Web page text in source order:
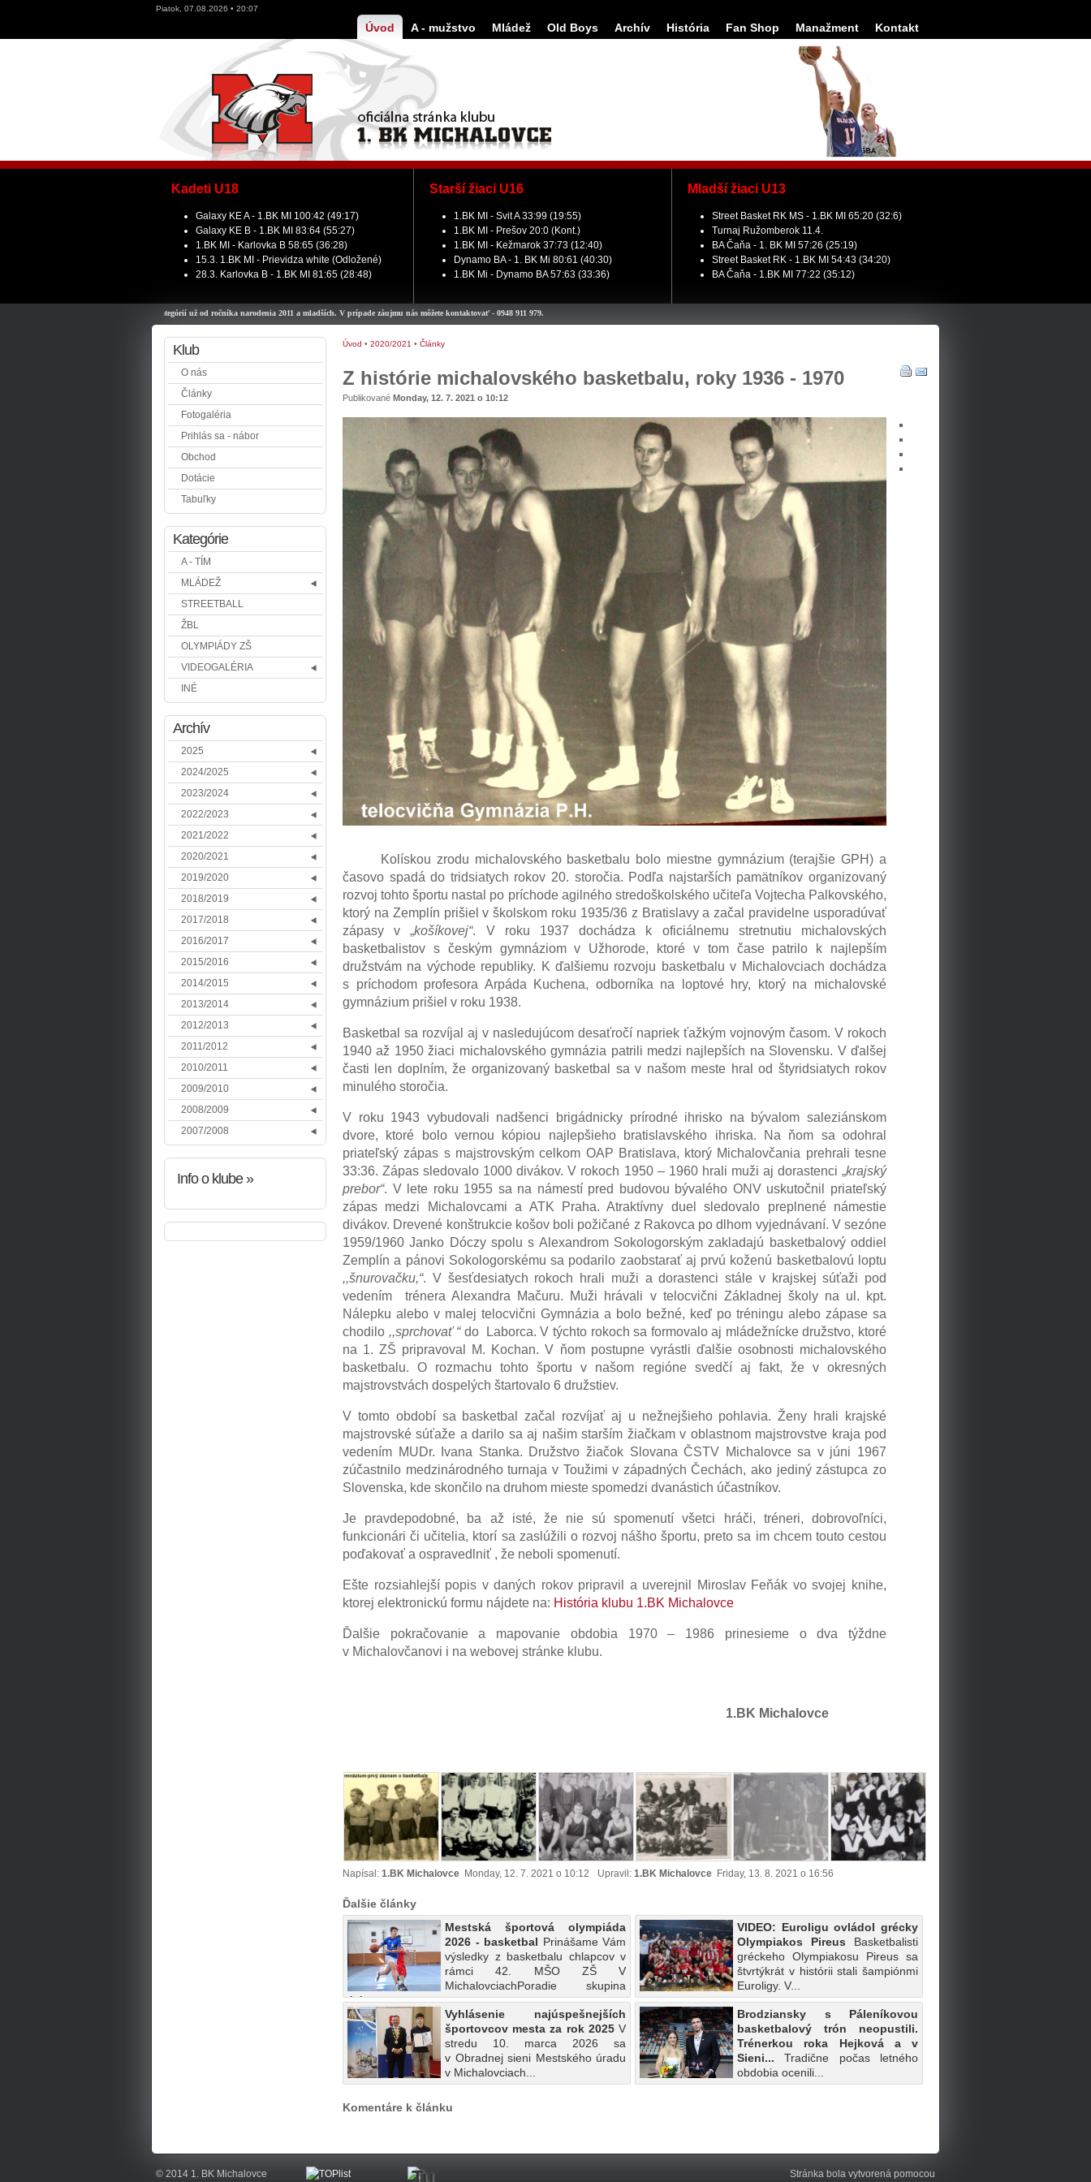
Piatok, 07.08.2026 • 20:07
Úvod A - mužstvo Mládež Old Boys Archív História Fan Shop Manažment Kontakt
Kadeti U18
Galaxy KE A - 1.BK MI 100:42 (49:17)
Galaxy KE B - 1.BK MI 83:64 (55:27)
1.BK MI - Karlovka B 58:65 (36:28)
15.3. 1.BK MI - Prievidza white (Odložené)
28.3. Karlovka B - 1.BK MI 81:65 (28:48)
Starší žiaci U16
1.BK MI - Svit A 33:99 (19:55)
1.BK MI - Prešov 20:0 (Kont.)
1.BK MI - Kežmarok 37:73 (12:40)
Dynamo BA - 1. BK Mi 80:61 (40:30)
1.BK Mi - Dynamo BA 57:63 (33:36)
Mladší žiaci U13
Street Basket RK MS - 1.BK MI 65:20 (32:6)
Turnaj Ružomberok 11.4.
BA Čaňa - 1. BK MI 57:26 (25:19)
Street Basket RK - 1.BK MI 54:43 (34:20)
BA Čaňa - 1.BK MI 77:22 (35:12)
prihlásiť deti do všetkých kategórií už od ročníka narodenia 2011 a mladších. V prípade záujmu nás môžete kontaktovať - 0948 911 979.
Klub
O nás
Články
Fotogaléria
Prihlás sa - nábor
Obchod
Dotácie
Tabuľky
Kategórie
A - TÍM
MLÁDEŽ
STREETBALL
ŽBL
OLYMPIÁDY ZŠ
VIDEOGALÉRIA
INÉ
Archív
2025
2024/2025
2023/2024
2022/2023
2021/2022
2020/2021
2019/2020
2018/2019
2017/2018
2016/2017
2015/2016
2014/2015
2013/2014
2012/2013
2011/2012
2010/2011
2009/2010
2008/2009
2007/2008
Infoo klube »
Úvod • 2020/2021 • Články
Z histórie michalovského basketbalu, roky 1936 - 1970
Publikované Monday, 12. 7. 2021 o 10:12
Kolískou zrodu michalovského basketbalu bolo miestne gymnázium (terajšie GPH) a
časovo spadá do tridsiatych rokov 20. storočia. Podľa najstarších pamätníkov organizovaný
rozvoj tohto športu nastal po príchode agilného stredoškolského učiteľa Vojtecha Palkovského,
ktorý na Zemplín prišiel v školskom roku 1935/36 z Bratislavy a začal pravidelne usporadúvať
zápasy v „košíkovej“. V roku 1937 dochádza k oficiálnemu stretnutiu michalovských
basketbalistov s českým gymnáziom v Užhorode, ktoré v tom čase patrilo k najlepším
družstvám na východe republiky. K ďalšiemu rozvoju basketbalu v Michalovciach dochádza
s príchodom profesora Arpáda Kuchena, odborníka na loptové hry, ktorý na michalovské
gymnázium prišiel v roku 1938.
Basketbal sa rozvíjal aj v nasledujúcom desaťročí napriek ťažkým vojnovým časom. V rokoch
1940 až 1950 žiaci michalovského gymnázia patrili medzi najlepších na Slovensku. V ďalšej
časti len doplním, že organizovaný basketbal sa v našom meste hral od štyridsiatych rokov
minulého storočia.
V roku 1943 vybudovali nadšenci brigádnicky prírodné ihrisko na bývalom saleziánskom
dvore, ktoré bolo vernou kópiou najlepšieho bratislavského ihriska. Na ňom sa odohral
priateľský zápas s majstrovským celkom OAP Bratislava, ktorý Michalovčania prehrali tesne
33:36. Zápas sledovalo 1000 divákov. V rokoch 1950 – 1960 hrali muži aj dorastenci „krajský
prebor“. V lete roku 1955 sa na námestí pred budovou bývalého ONV uskutočnil priateľský
zápas medzi Michalovcami a ATK Praha. Atraktívny duel sledovalo preplnené námestie
divákov. Drevené konštrukcie košov boli požičané z Rakovca po dlhom vyjednávaní. V sezóne
1959/1960 Janko Dóczy spolu s Alexandrom Sokologorským zakladajú basketbalový oddiel
Zemplín a pánovi Sokologorskému sa podarilo zaobstarať aj prvú koženú basketbalovú loptu
,,šnurovačku,“. V šesťdesiatych rokoch hrali muži a dorastenci stále v krajskej súťaži pod
vedením
trénera Alexandra Mačuru. Muži hrávali v telocvični Základnej školy na ul. kpt.
Nálepku alebo v malej telocvični Gymnázia a bolo bežné, keď po tréningu alebo zápase sa
chodilo ,,sprchovať “do
Laborca. V týchto rokoch sa formovalo aj mládežnícke družstvo, ktoré
na 1. ZŠ pripravoval M. Kochan. V ňom postupne vyrástli ďalšie osobnosti michalovského
basketbalu. O rozmachu tohto športu v našom regióne svedčí aj fakt, že v okresných
majstrovstvách dospelých štartovalo 6 družstiev.
V tomto období sa basketbal začal rozvíjať aj u nežnejšieho pohlavia. Ženy hrali krajské
majstrovské súťaže a darilo sa aj našim starším žiačkam v oblastnom majstrovstve kraja pod
vedením MUDr. Ivana Stanka. Družstvo žiačok Slovana ČSTV Michalovce sa v júni 1967
zúčastnilo medzinárodného turnaja v Toužimi v západných Čechách, ako jediný zástupca zo
Slovenska, kde skončilo na druhom mieste spomedzi dvanástich účastníkov.
Je pravdepodobné, ba až isté, že nie sú spomenutí všetci hráči, tréneri, dobrovoľníci,
funkcionári či učitelia, ktorí sa zaslúžili o rozvoj nášho športu, preto sa im chcem touto cestou
poďakovať a ospravedlniť , že neboli spomenutí.
Ešte rozsiahlejší popis v daných rokov pripravil a uverejnil Miroslav Feňák vo svojej knihe,
ktorej elektronickú formu nájdete na: História klubu 1.BK Michalovce
Ďalšie pokračovanie a mapovanie obdobia 1970 – 1986 prinesieme o dva týždne
v Michalovčanovi i na webovej stránke klubu.
1.BK Michalovce
Napísal: 1.BK Michalovce Monday, 12. 7. 2021 o 10:12 Upravil: 1.BK Michalovce Friday, 13. 8. 2021 o 16:56
Ďalšie články
Mestská športová olympiáda
2026 - basketbal Prinášame Vám
výsledky z basketbalu chlapcov v
rámci 42. MŠO ZŠ V
MichalovciachPoradie skupina
A:1....
VIDEO: Euroligu ovládol grécky
Olympiakos Pireus Basketbalisti
gréckeho Olympiakosu Pireus sa
štvrtýkrát v histórii stali šampiónmi
Euroligy. V...
Vyhlásenie najúspešnejších
športovcov mesta za rok 2025V
stredu 10. marca 2026 sa
v Obradnej sieni Mestského úradu
v Michalovciach...
Brodziansky s Páleníkovou
basketbalový trón neopustili.
Trénerkou roka Hejková a v
Sieni... Tradične počas letného
obdobia ocenili...
Komentáre k článku
© 2014 1. BK Michalovce Tu Stránka bola vytvorená pomocou